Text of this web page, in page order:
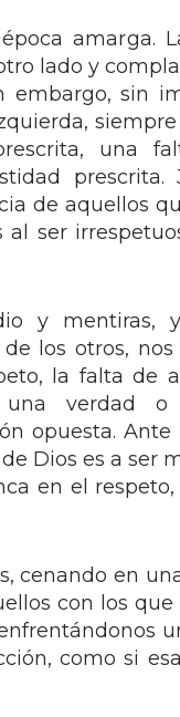
amarga.
lado y
embargo, sin
una
prescrita.
de aquellos
ser
y mentiras,
los otros,
la falta de
una verdad o
opuesta. Ante
Dios es a ser
en el
cenando en
con los
como si